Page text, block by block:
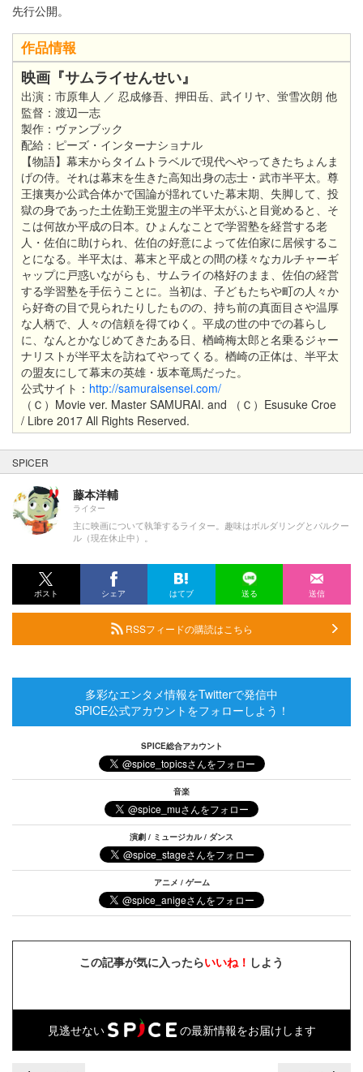
先行公開。
作品情報
映画『サムライせんせい』
出演：市原隼人 ／ 忍成修吾、押田岳、武イリヤ、蛍雪次朗 他
監督：渡辺一志
製作：ヴァンブック
配給：ピーズ・インターナショナル
【物語】幕末からタイムトラベルで現代へやってきたちょんま
げの侍。それは幕末を生きた高知出身の志士・武市半平太。尊
王攘夷か公武合体かで国論が揺れていた幕末期、失脚して、投
獄の身であった土佐勤王党盟主の半平太がふと目覚めると、そ
こは何故か平成の日本。ひょんなことで学習塾を経営する老
人・佐伯に助けられ、佐伯の好意によって佐伯家に居候するこ
とになる。半平太は、幕末と平成との間の様々なカルチャーギ
ャップに戸惑いながらも、サムライの格好のまま、佐伯の経営
する学習塾を手伝うことに。当初は、子どもたちや町の人々か
ら好奇の目で見られたりしたものの、持ち前の真面目さや温厚
な人柄で、人々の信頼を得てゆく。平成の世の中での暮らし
に、なんとかなじめてきたある日、楢崎梅太郎と名乗るジャー
ナリストが半平太を訪ねてやってくる。楢崎の正体は、半平太
の盟友にして幕末の英雄・坂本竜馬だった。
公式サイト： http://samuraisensei.com/
（Ｃ）Movie ver. Master SAMURAI. and （Ｃ）Esusuke Croe
/ Libre 2017 All Rights Reserved.
SPICER
藤本洋輔
ライター
主に映画について執筆するライター。趣味はボルダリングとパルクー
ル（現在休止中）。
ポスト シェア はてブ 送る 送信
RSSフィードの購読はこちら
多彩なエンタメ情報をTwitterで発信中
SPICE公式アカウントをフォローしよう！
SPICE総合アカウント
音楽
演劇 / ミュージカル / ダンス
アニメ / ゲーム
この記事が気に入ったらいいね！ しよう
見逃せない の最新情報をお届けします